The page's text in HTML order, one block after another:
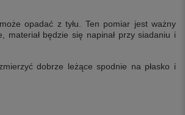
opadać z tyłu. Ten pomiar jest ważny
będzie się napinał przy siadaniu i
dobrze leżące spodnie na płasko i